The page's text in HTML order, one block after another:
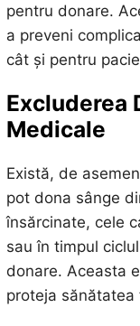
pentru donare.
a preveni
cât și pentru
Excluderea
Medicale
Există, de
pot dona sânge
însărcinate, cele
sau în timpul
donare. Aceasta
proteja